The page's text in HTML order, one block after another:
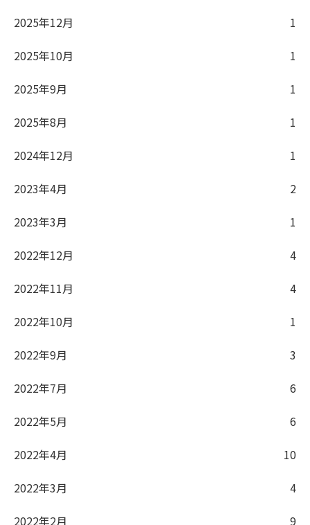
2025年12月
1
2025年10月
1
2025年9月
1
2025年8月
1
2024年12月
1
2023年4月
2
2023年3月
1
2022年12月
4
2022年11月
4
2022年10月
1
2022年9月
3
2022年7月
6
2022年5月
6
2022年4月
10
2022年3月
4
2022年2月
9